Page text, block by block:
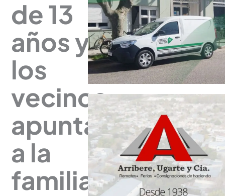
de 13
años y
los
vecinos
apuntan
a la
familia